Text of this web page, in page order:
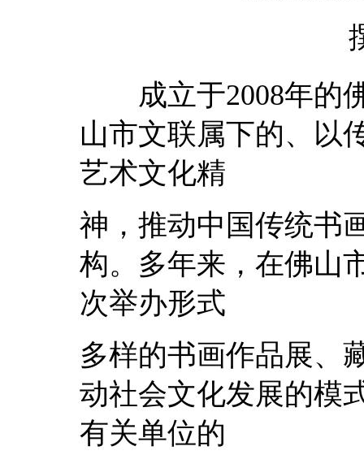
成立于2008年的佛
山市文联属下的、以
艺术文化精
神，推动中国传统书
构。多年来，在佛山
次举办形式
多样的书画作品展、
动社会文化发展的模
有关单位的